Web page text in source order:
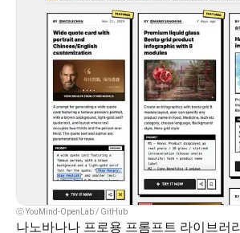
ⓒ YouMind-OpenLab / GitHub
나노바나나 프로용 프롬프트 라이브러